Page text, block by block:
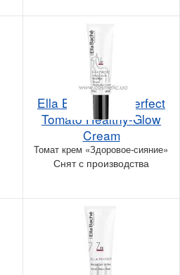
Ella Bache Ella Perfect
Tomato Healthy-Glow
Cream
Томат крем «Здоровое-сияние»
Снят с производства